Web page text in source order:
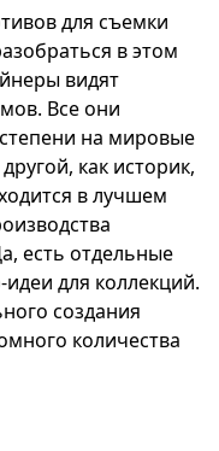
для съемки
в этом
видят
Все они
на мировые
как историк,
в лучшем
есть отдельные
для коллекций.
создания
количества